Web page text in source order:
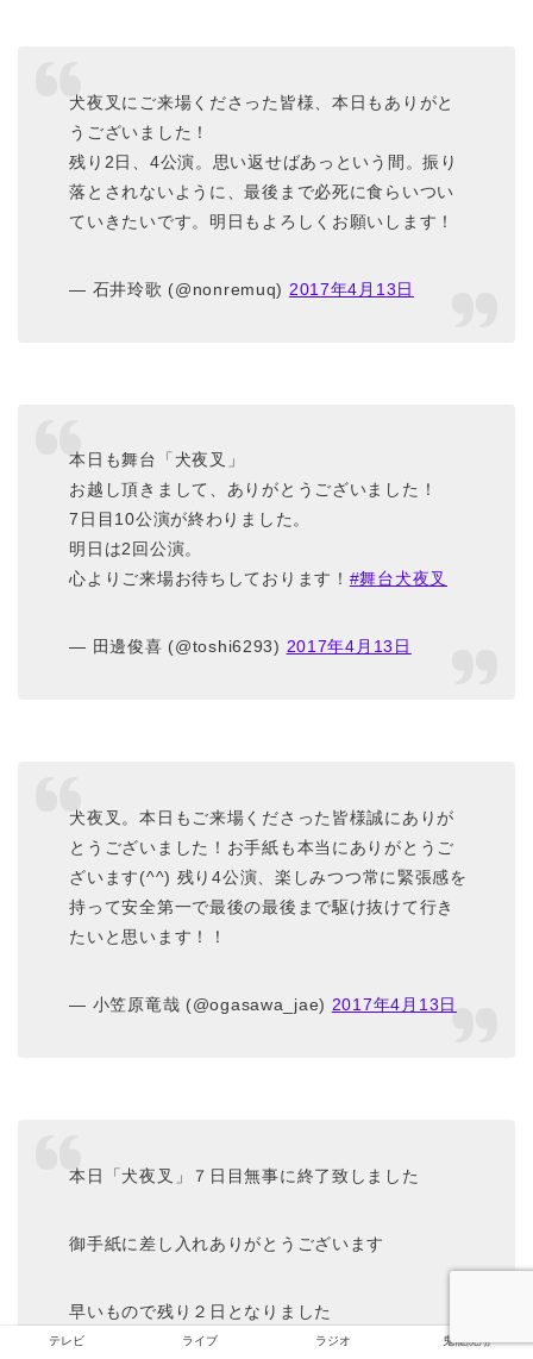
犬夜叉にご来場くださった皆様、本日もありがと
うございました！
残り2日、4公演。思い返せばあっという間。振り
落とされないように、最後まで必死に食らいつい
ていきたいです。明日もよろしくお願いします！
— 石井玲歌 (@nonremuq) 2017年4月13日
本日も舞台「犬夜叉」
お越し頂きまして、ありがとうございました！
7日目10公演が終わりました。
明日は2回公演。
心よりご来場お待ちしております！ #舞台犬夜叉
— 田邊俊喜 (@toshi6293) 2017年4月13日
犬夜叉。本日もご来場くださった皆様誠にありが
とうございました！お手紙も本当にありがとうご
ざいます(^^) 残り4公演、楽しみつつ常に緊張感を
持って安全第一で最後の最後まで駆け抜けて行き
たいと思います！！
— 小笠原竜哉 (@ogasawa_jae) 2017年4月13日
本日「犬夜叉」７日目無事に終了致しました
御手紙に差し入れありがとうございます
早いもので残り２日となりました
テレビ ライブ ラジオ 鬼龍院翔